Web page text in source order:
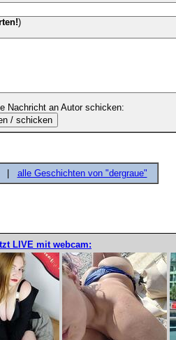
)
Nachricht an Autor schicken:
alle Geschichten von "dergraue"
LIVE mit webcam: